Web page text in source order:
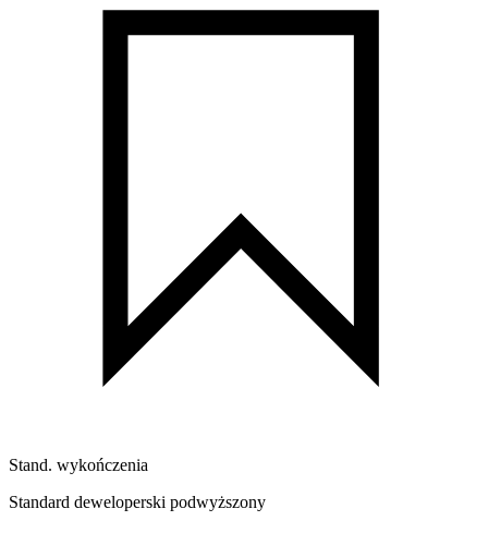
Stand. wykończenia
Standard deweloperski podwyższony